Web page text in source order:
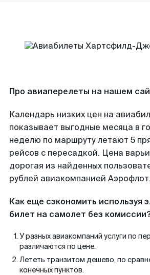
Про авиаперелеты на нашем
Календарь низких цен на
показывает выгодные месяца в
неделю по маршруту летают 5
рейсов с пересадкой. Цена
дорогая из найденных
рублей авиакомпанией Аэрофлот.
Как еще сэкономить используя
билет на самолет без
У разных авиакомпаний услуги по
различаются по цене.
Лететь транзитом дешево, по
конечных пунктов.